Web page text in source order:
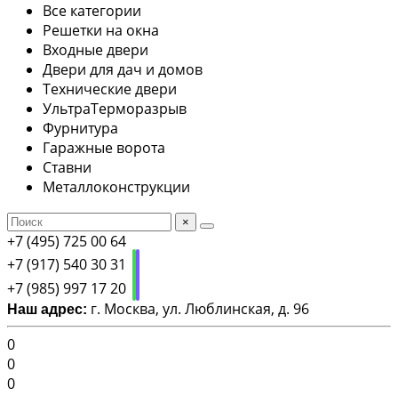
Все категории
Решетки на окна
Входные двери
Двери для дач и домов
Технические двери
УльтраТерморазрыв
Фурнитура
Гаражные ворота
Ставни
Металлоконструкции
×
+7 (495) 725 00 64
+7 (917) 540 30 31
+7 (985) 997 17 20
Наш адрес: г. Москва, ул. Люблинская, д. 96
0
0
0